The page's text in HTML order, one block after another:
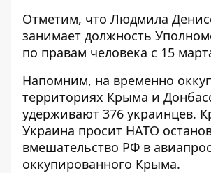
Отметим, что Людмила
занимает должность
по правам человека с 15
Напомним, на временно
территориях Крыма и
удерживают 376 украинцев.
Украина просит НАТО
вмешательство РФ в
оккупированного Крыма.